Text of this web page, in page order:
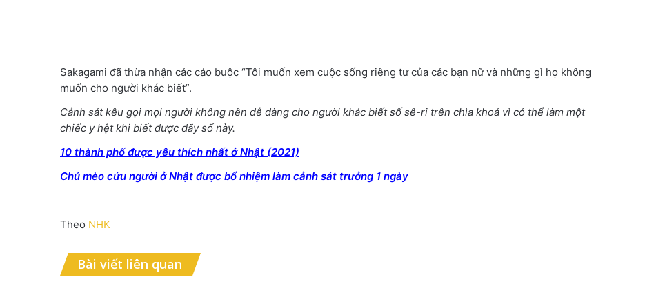
Sakagami đã thừa nhận các cáo buộc “Tôi muốn xem cuộc sống riêng tư của các bạn nữ và những gì họ không
muốn cho người khác biết”.
Cảnh sát kêu gọi mọi người không nên dễ dàng cho người khác biết số sê-ri trên chìa khoá vì có thể làm một
chiếc y hệt khi biết được dãy số này.
10 thành phố được yêu thích nhất ở Nhật (2021)
Chú mèo cứu người ở Nhật được bổ nhiệm làm cảnh sát trưởng 1 ngày
Theo NHK
Bài viết liên quan